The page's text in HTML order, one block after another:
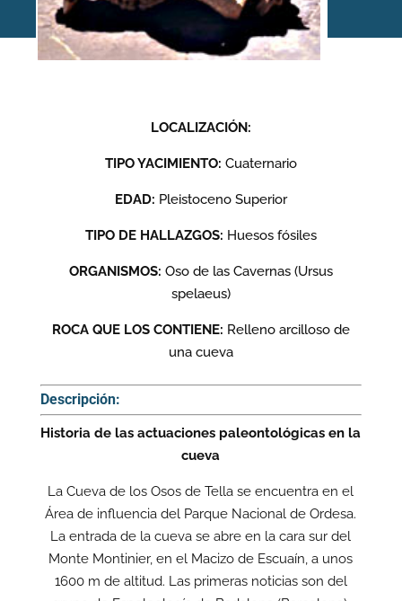
Huesca
Yacimientos / Coro Tracito (Cueva de los Osos), Tella,
LOCALIZACIÓN:
TIPO YACIMIENTO: Cuaternario
EDAD: Pleistoceno Superior
TIPO DE HALLAZGOS: Huesos fósiles
ORGANISMOS: Oso de las Cavernas (Ursus
spelaeus)
ROCA QUE LOS CONTIENE: Relleno arcilloso de
una cueva
Descripción:
Historia de las actuaciones paleontológicas en la
cueva
La Cueva de los Osos de Tella se encuentra en el
Área de influencia del Parque Nacional de Ordesa.
La entrada de la cueva se abre en la cara sur del
Monte Montinier, en el Macizo de Escuaín, a unos
1600 m de altitud. Las primeras noticias son del